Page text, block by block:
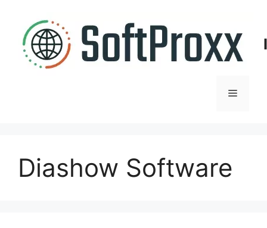
springen
Menü
Diashow Software